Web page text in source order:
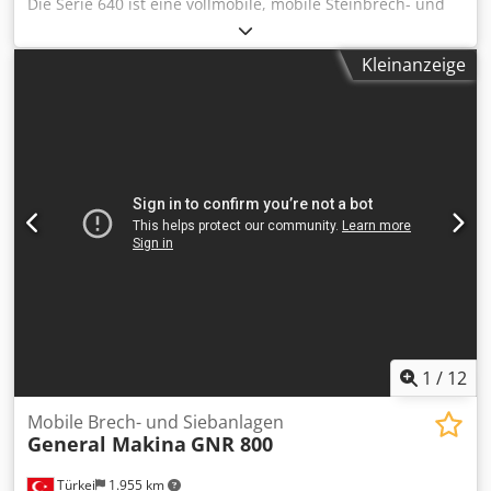
Die Serie 640 ist eine vollmobile, mobile Steinbrech- und
Siebanlage. Die mobile Brech- und Siebanlage GNR 640
hat eine Kapazität von 60/100 Tonnen pro Stunde. Sie kann
problemlos Steine unterschiedlicher Härte brechen.
Generatorsystem - Staubabsaugung - Frequenzregelung
anstelle eines Sanftanlaufs - Steuerkabine und
Klimaanlage Kontaktieren Sie uns gerne für weitere
Kleinanzeige
1 / 12
Türkei 1.955 km
Mobile Brech- und Siebanlagen
General Makina GNR 800